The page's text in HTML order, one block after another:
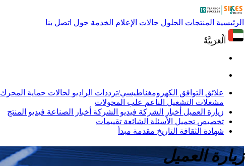
الرئيسية المنتجات الحلول حالات الإعلام الخدمة حول اتصل بنا
اَلْعَرَبِيَّةُ
علائق التوافق الكهرومغناطيسي/ترددات الراديو لحالات حماية المحرك
مشغلات التشغيل الناعم علب المحولات
زيارة العميل أخبار الشركة فيديو الشركة أخبار الصناعة فيديو المنتج
تخصيص تحميل الأسئلة الشائعة تقييمات
شهادة الثقافة التاريخ مقدمة مبدأ
زيارة العميل